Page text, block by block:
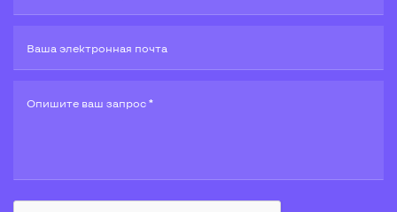
Ваша электронная почта
Опишите ваш запрос *